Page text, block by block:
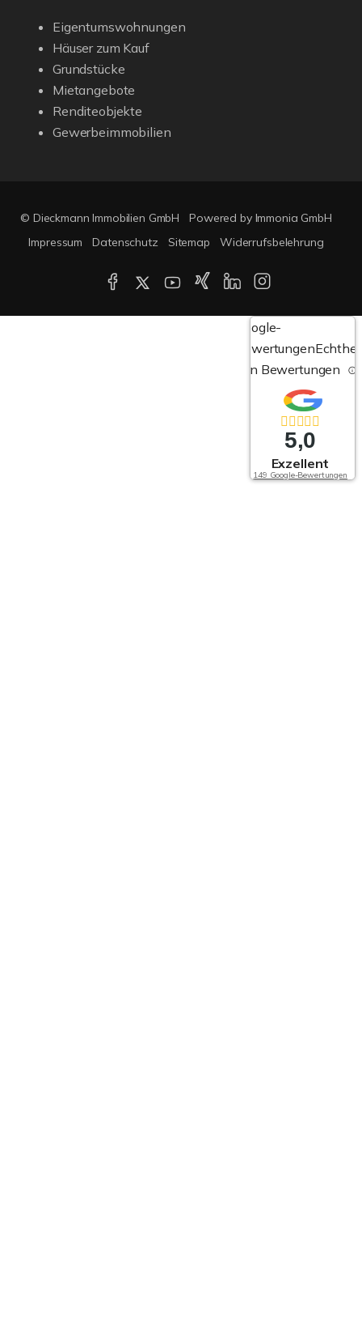
Eigentumswohnungen
Häuser zum Kauf
Grundstücke
Mietangebote
Renditeobjekte
Gewerbeimmobilien
© Dieckmann Immobilien GmbH
Powered by Immonia GmbH
Impressum
Datenschutz Sitemap Widerrufsbelehrung
Google-
Bewertungen
von Bewertungen
5,0
Exzellent
149 Google-Bewertungen